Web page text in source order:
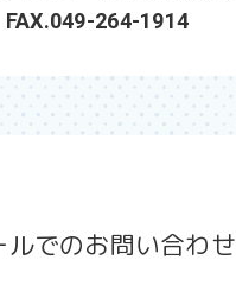
FAX.049-264-1914
ルでのお問い合わせ